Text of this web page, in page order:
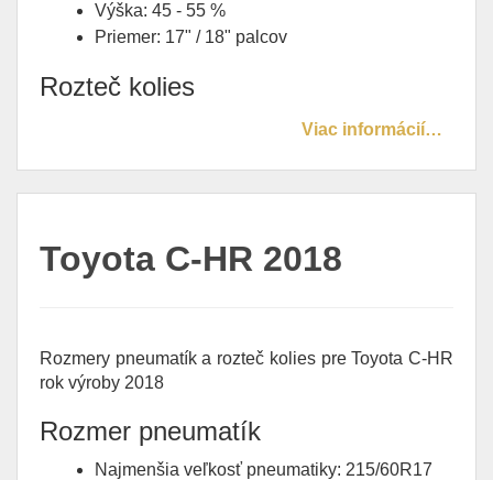
Výška: 45 - 55 %
Priemer: 17" / 18" palcov
Rozteč kolies
Viac informácií…
Toyota C-HR 2018
Rozmery pneumatík a rozteč kolies pre Toyota C-HR
rok výroby 2018
Rozmer pneumatík
Najmenšia veľkosť pneumatiky: 215/60R17